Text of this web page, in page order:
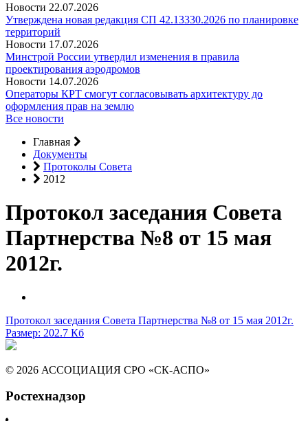
Новости 22.07.2026
Утверждена новая редакция СП 42.13330.2026 по планировке
территорий
Новости 17.07.2026
Минстрой России утвердил изменения в правила
проектирования аэродромов
Новости 14.07.2026
Операторы КРТ смогут согласовывать архитектуру до
оформления прав на землю
Все новости
Главная
Документы
Протоколы Совета
2012
Протокол заседания Совета
Партнерства №8 от 15 мая
2012г.
Протокол заседания Совета Партнерства №8 от 15 мая 2012г.
Размер: 202.7 Кб
© 2026 АССОЦИАЦИЯ СРО «СК-АСПО»
Ростехнадзор